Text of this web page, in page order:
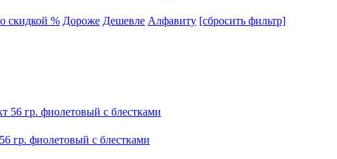
скидкой % Дороже Дешевле Алфавиту [сбросить фильтр]
гр. фиолетовый с блестками